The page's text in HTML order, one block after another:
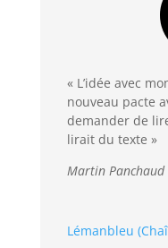
« L’idée avec
nouveau pacte
demander de
lirait du texte »
Martin Panchaud
Lémanbleu